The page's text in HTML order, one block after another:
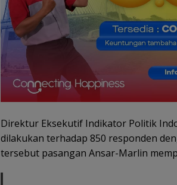
Direktur Eksekutif Indikator Politik
dilakukan terhadap 850 responden
tersebut pasangan Ansar-Marlin
Konjen RI Johor
Dukung Penuh
Rally Wisata
International
Batam Cup